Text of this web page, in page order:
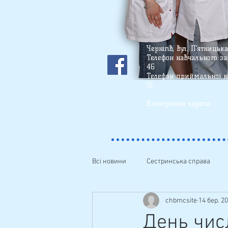
Чернігів, вул.
Телефон навчального
46
Телефон приймальної
01
(О63)
Електронна
Всі новини Сестринська справа
Фізичне виховання Виховна
День
chbmcsite 14 бер.